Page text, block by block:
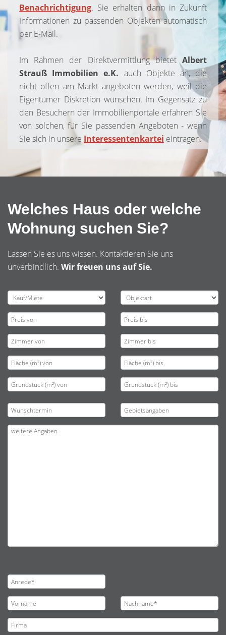
Benachrichtigung. Sie erhalten dann in Zukunft
Informationen zu passenden Objekten automatisch
per E-Mail.
Im Rahmen der Direktvermittlung bietet Albert
Strauß Immobilien e.K. auch Objekte an, die
nicht offen am Markt angeboten werden, weil die
Eigentümer Diskretion wünschen. Im Gegensatz zu
den Besuchern der Immobilienportale erfahren Sie
von solchen, für Sie passenden Angeboten - wenn
Sie sich in unsere Interessentenkartei eintragen.
Welches Haus oder welche
Wohnung suchen Sie?
Lassen Sie es uns wissen. Kontaktieren Sie uns
unverbindlich. Wir freuen uns auf Sie.